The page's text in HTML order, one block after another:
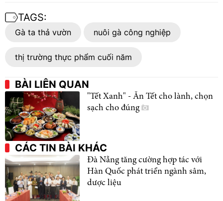
TAGS:
Gà ta thả vườn nuôi gà công nghiệp
thị trường thực phẩm cuối năm
BÀI LIÊN QUAN
"Tết Xanh" - Ăn Tết cho lành, chọn
sạch cho đúng
CÁC TIN BÀI KHÁC
Đà Nẵng tăng cường hợp tác với
Hàn Quốc phát triển ngành sâm,
dược liệu